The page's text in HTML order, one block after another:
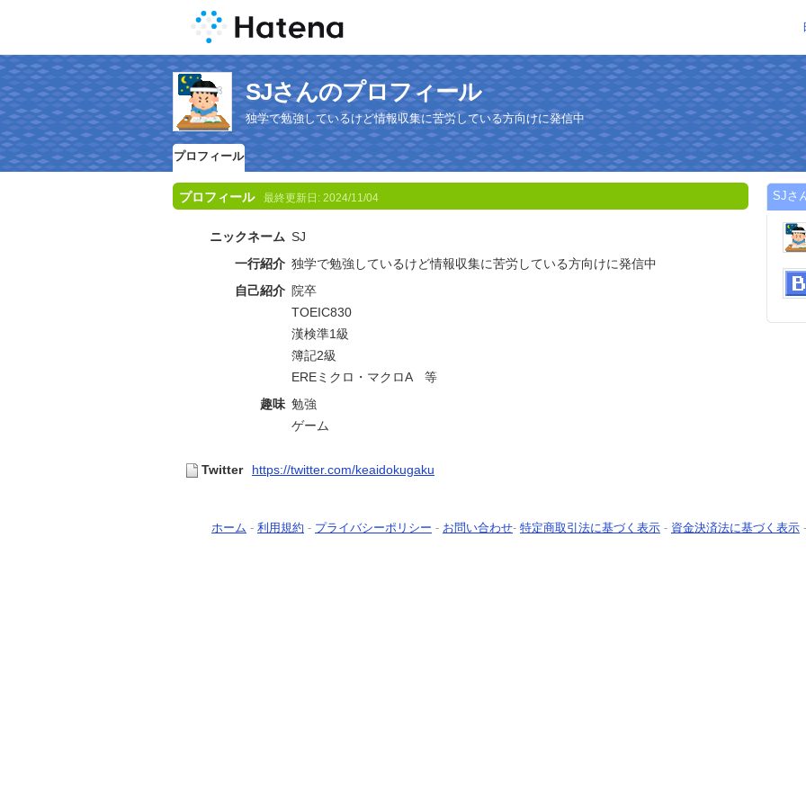
SJさんのプロフィール
独学で勉強しているけど情報収集に苦労している方向けに発信中
プロフィール
プロフィール 最終更新日: 2024/11/04
ニックネーム SJ
一行紹介 独学で勉強しているけど情報収集に苦労している方向けに発信中
自己紹介 院卒
TOEIC830
漢検準1級
簿記2級
EREミクロ・マクロA 等
趣味 勉強
ゲーム
Twitter https://twitter.com/keaidokugaku
SJさ
ホーム - 利用規約 - プライバシーポリシー - お問い合わせ- 特定商取引法に基づく表示 - 資金決済法に基づく表示 -